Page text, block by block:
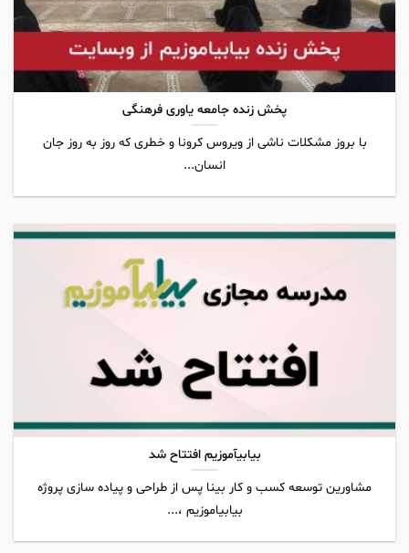
پخش زنده جامعه یاوری فرهنگی
با بروز مشکلات ناشی از ویروس کرونا و خطری که روز به روز جان
انسان...
بیابیآموزیم افتتاح شد
مشاورین توسعه کسب و کار بینا پس از طراحی و پیاده سازی پروژه
بیابیاموزیم ،...